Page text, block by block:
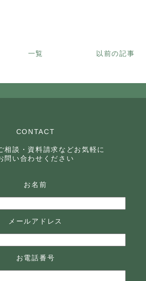
一覧 以前の記事
CONTACT
相談・資料請求などお気軽に
問い合わせください
お名前
メールアドレス
お電話番号